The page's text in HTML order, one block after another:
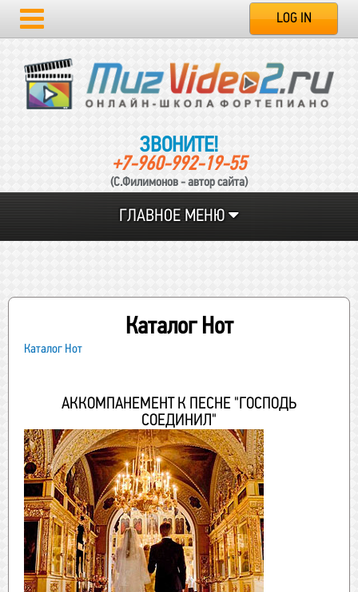
LOG IN
ЗВОНИТЕ!
+7-960-992-19-55
(С.Филимонов - автор сайта)
ГЛАВНОЕ МЕНЮ
Каталог Нот
Каталог Нот
АККОМПАНЕМЕНТ К ПЕСНЕ "ГОСПОДЬ
СОЕДИНИЛ"